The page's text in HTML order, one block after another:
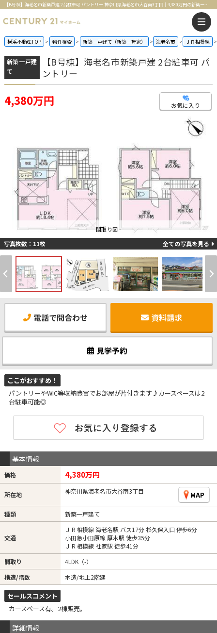
【B号棟】海老名市新築戸建 2台駐車可 パントリー 神奈川県海老名市大谷南3丁目｜4,380万円の新築一戸建て｜センチュリー21マイホーム
横浜不動産TOP 物件検索 新築一戸建て（新築一軒家） 海老名市 ＪＲ相模線
新築一戸建
て
【B号棟】海老名市新築戸建 2台駐車可 パ
ントリー
4,380万円 お気に入り
間取り図 -
写真枚数：11枚 全ての写真を見る
電話で問合わせ 資料請求
見学予約
ここがおすすめ！
パントリーやWIC等収納豊富でお部屋が片付きます♪カースペースは2
台駐車可能◎
基本情報
価格 4,380万円
所在地 神奈川県海老名市大谷南3丁目 MAP
種類 新築一戸建て
交通
ＪＲ相模線 海老名駅 バス17分 杉久保入口 停歩6分
小田急小田原線 厚木駅 徒歩35分
ＪＲ相模線 社家駅 徒歩41分
間取り
4LDK（-）
構造/階数
木造/地上2階建
セールスコメント
カースペース有。2棟販売。
詳細情報